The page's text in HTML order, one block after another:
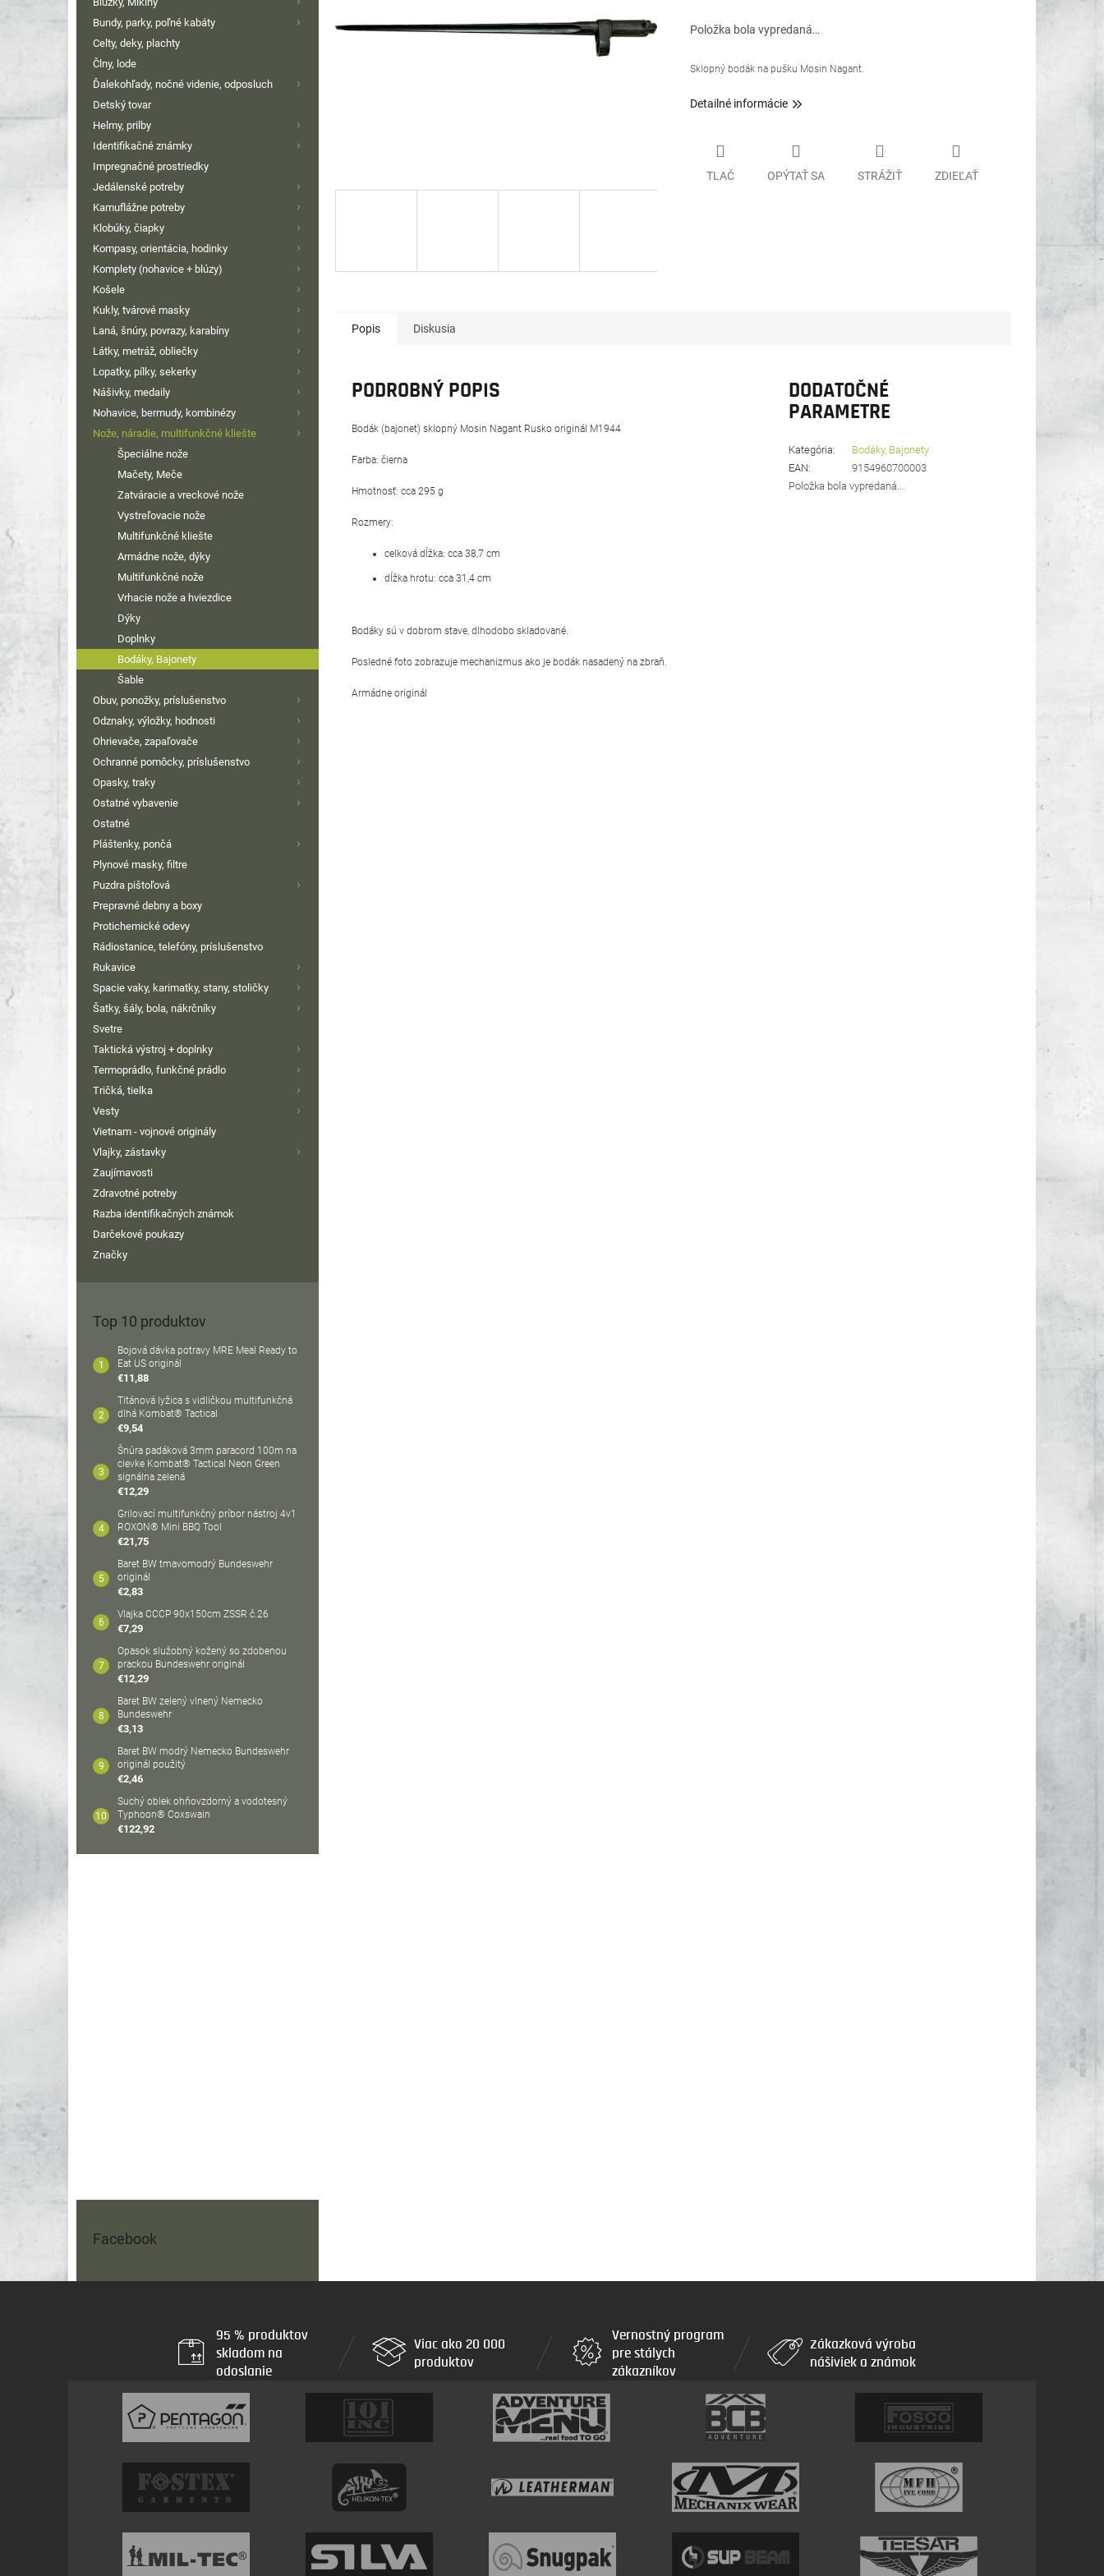
Bundy, parky, poľné kabáty
Celty, deky, plachty
Člny, lode
Ďalekohľady, nočné videnie, odposluch
Detský tovar
Helmy, prilby
Identifikačné známky
Impregnačné prostriedky
Jedálenské potreby
Kamuflážne potreby
Klobúky, čiapky
Kompasy, orientácia, hodinky
Komplety (nohavice + blúzy)
Košele
Kukly, tvárové masky
Laná, šnúry, povrazy, karabíny
Látky, metráž, obliečky
Lopatky, pílky, sekerky
Nášivky, medaily
Nohavice, bermudy, kombinézy
Nože, náradie, multifunkčné kliešte
Špeciálne nože
Mačety, Meče
Zatváracie a vreckové nože
Vystreľovacie nože
Multifunkčné kliešte
Armádne nože, dýky
Multifunkčné nože
Vrhacie nože a hviezdice
Dýky
Doplnky
Bodáky, Bajonety
Šable
Obuv, ponožky, príslušenstvo
Odznaky, výložky, hodnosti
Ohrievače, zapaľovače
Ochranné pomôcky, príslušenstvo
Opasky, traky
Ostatné vybavenie
Ostatné
Pláštenky, pončá
Plynové masky, filtre
Puzdra pištoľová
Prepravné debny a boxy
Protichemické odevy
Rádiostanice, telefóny, príslušenstvo
Rukavice
Spacie vaky, karimatky, stany, stoličky
Šatky, šály, bola, nákrčníky
Svetre
Taktická výstroj + doplnky
Termoprádlo, funkčné prádlo
Tričká, tielka
Vesty
Vietnam - vojnové originály
Vlajky, zástavky
Zaujímavosti
Zdravotné potreby
Razba identifikačných známok
Darčekové poukazy
Značky
Top 10 produktov
Bojová dávka potravy MRE Meal Ready to
Eat US originál
€11,88
Titánová lyžica s vidličkou multifunkčná
dlhá Kombat® Tactical
€9,54
Šnúra padáková 3mm paracord 100m na
cievke Kombat® Tactical Neon Green
signálna zelená
€12,29
Grilovací multifunkčný príbor nástroj 4v1
ROXON® Mini BBQ Tool
€21,75
Baret BW tmavomodrý Bundeswehr
originál
€2,83
Vlajka CCCP 90x150cm ZSSR č.26
€7,29
Opasok služobný kožený so zdobenou
prackou Bundeswehr originál
€12,29
Baret BW zelený vlnený Nemecko
Bundeswehr
€3,13
Baret BW modrý Nemecko Bundeswehr
originál použitý
€2,46
Suchý oblek ohňovzdorný a vodotesný
Typhoon® Coxswain
€122,92
Facebook
Položka bola vypredaná…
Sklopný bodák na pušku Mosin Nagant.
Detailné informácie
TLAČ OPÝTAŤ SA STRÁŽIŤ ZDIEĽAŤ
Popis Diskusia
PODROBNÝ POPIS
Bodák (bajonet) sklopný Mosin Nagant Rusko originál M1944
Farba: čierna
Hmotnosť: cca 295 g
Rozmery:
celková dĺžka: cca 38,7 cm
dĺžka hrotu: cca 31,4 cm
Bodáky sú v dobrom stave, dlhodobo skladované.
Posledné foto zobrazuje mechanizmus ako je bodák nasadený na zbraň.
Armádne originál
DODATOČNÉ
PARAMETRE
Kategória:
Bodáky, Bajonety
EAN:
9154960700003
Položka bola vypredaná…
95 % produktov
skladom na
odoslanie
Viac ako 20 000
produktov
Vernostný program
pre stálych
zákazníkov
Zákazková výroba
nášiviek a známok